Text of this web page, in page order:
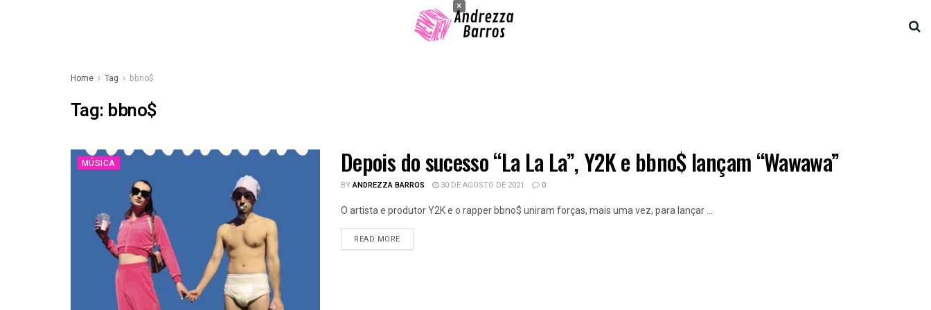
Home Tag bbno$
Tag: bbno$
MÚSICA Depois do sucesso “La La La”, Y2K e bbno$ lançam “Wawawa”
BYANDREZZA BARROS 30 DE AGOSTO DE 2021 0
O artista e produtor Y2K e o rapper bbno$ uniram forças, mais uma vez, para lançar ...
READ MORE
×